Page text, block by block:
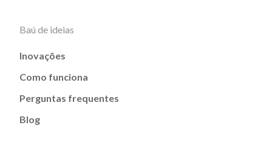
Baú de ideias
Inovações
Como funciona
Perguntas frequentes
Blog